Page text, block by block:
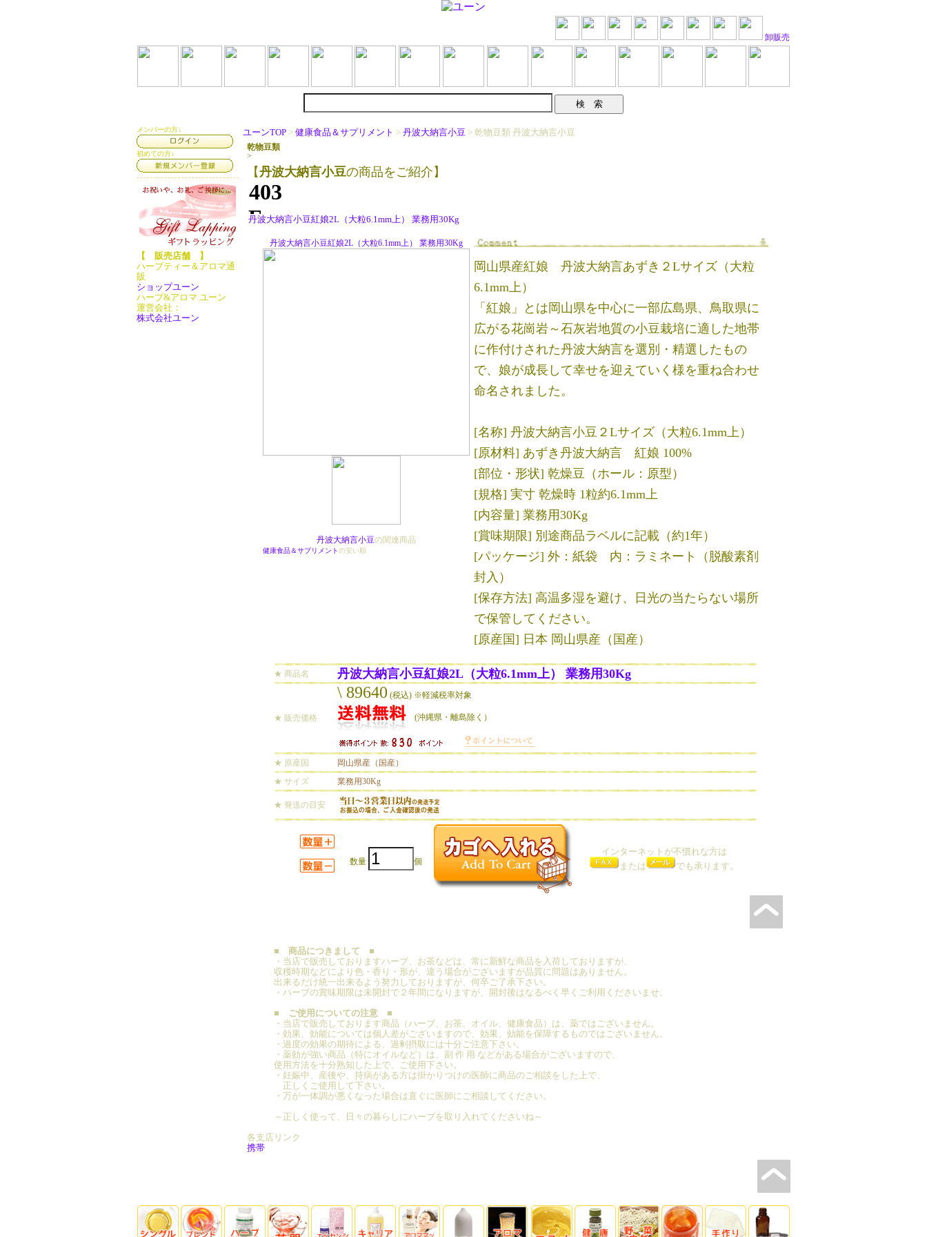
卸販売
メンバーの方↓
初めての方↓
【 販売店舗 】
ハーブティー＆アロマ通
販
ショップユーン
ハーブ&アロマ ユーン
運営会社：
株式会社ユーン
ユーンTOP > 健康食品＆サプリメント > 丹波大納言小豆 > 乾物豆類 丹波大納言小豆
乾物豆類
>
【丹波大納言小豆の商品をご紹介】
丹波大納言小豆紅娘2L（大粒6.1mm上） 業務用30Kg
丹波大納言小豆紅娘2L（大粒6.1mm上） 業務用30Kg
丹波大納言小豆の関連商品
健康食品＆サプリメントの安い順
岡山県産紅娘 丹波大納言あずき２Lサイズ（大粒
6.1mm上）
「紅娘」とは岡山県を中心に一部広島県、鳥取県に
広がる花崗岩～石灰岩地質の小豆栽培に適した地帯
に作付けされた丹波大納言を選別・精選したもの
で、娘が成長して幸せを迎えていく様を重ね合わせ
命名されました。
[名称] 丹波大納言小豆２Lサイズ（大粒6.1mm上）
[原材料] あずき丹波大納言 紅娘 100%
[部位・形状] 乾燥豆（ホール：原型）
[規格] 実寸 乾燥時 1粒約6.1mm上
[内容量] 業務用30Kg
[賞味期限] 別途商品ラベルに記載（約1年）
[パッケージ] 外：紙袋 内：ラミネート（脱酸素剤
封入）
[保存方法] 高温多湿を避け、日光の当たらない場所
で保管してください。
[原産国] 日本 岡山県産（国産）
★ 商品名 丹波大納言小豆紅娘2L（大粒6.1mm上） 業務用30Kg
★ 販売価格
\ 89640 (税込) ※軽減税率対象
(沖縄県・離島除く）
★ 原産国
岡山県産（国産）
★ サイズ
業務用30Kg
★ 発送の目安
数量 個
インターネットが不慣れな方は
または
でも承ります。
■ 商品につきまして ■
・当店で販売しておりますハーブ、お茶などは、常に新鮮な商品を入荷しておりますが、
収穫時期などにより色・香り・形が、違う場合がございますが品質に問題はありません。
出来るだけ統一出来るよう努力しておりますが、何卒ご了承下さい。
・ハーブの賞味期限は未開封で２年間になりますが、開封後はなるべく早くご利用くださいませ。
■ ご使用についての注意 ■
・当店で販売しております商品（ハーブ、お茶、オイル、健康食品）は、薬ではございません。
・効果、効能については個人差がございますので、効果、効能を保障するものではございません。
・過度の効果の期待による、過剰摂取には十分ご注意下さい。
・薬効が強い商品（特にオイルなど）は、副 作 用 などがある場合がございますので、
使用方法を十分熟知した上で、ご使用下さい。
・妊娠中、産後や、持病がある方は掛かりつけの医師に商品のご相談をした上で、
正しくご使用して下さい。
・万が一体調が悪くなった場合は直ぐに医師にご相談してください。
～正しく使って、日々の暮らしにハーブを取り入れてくださいね～
各支店リンク
携帯